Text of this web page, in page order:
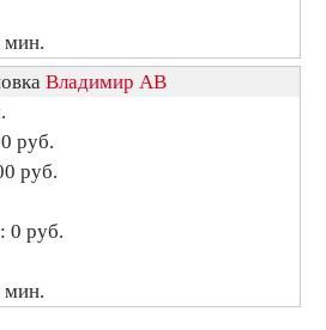
мин.
Владимир АВ
руб.
руб.
0 руб.
мин.